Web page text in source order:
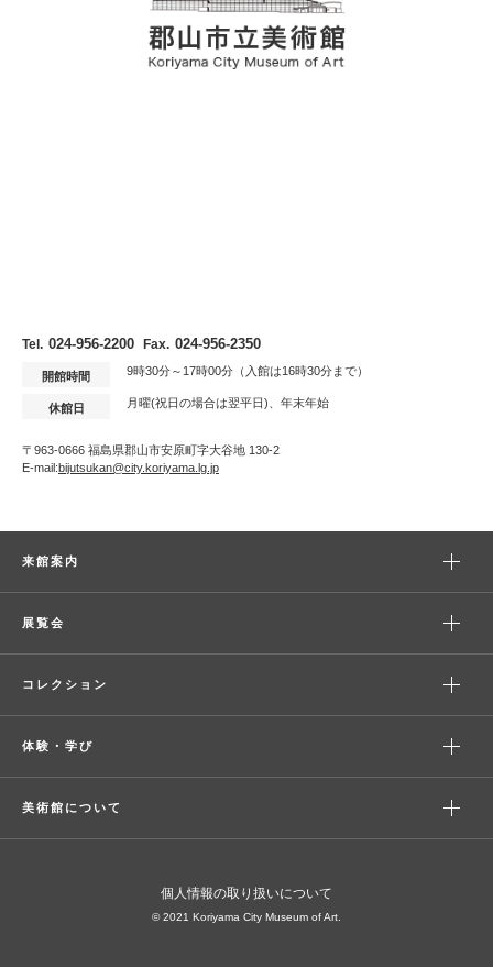
Tel. 024-956-2200 Fax. 024-956-2350
開館時間 9時30分～17時00分（入館は16時30分まで）
休館日 月曜(祝日の場合は翌平日)、年末年始
〒963-0666 福島県郡山市安原町字大谷地 130-2
E-mail:bijutsukan@city.koriyama.lg.jp
来館案内
展覧会
コレクション
体験・学び
美術館について
個人情報の取り扱いについて
© 2021 Koriyama City Museum of Art.